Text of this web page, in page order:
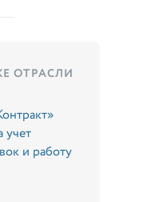
ОТРАСЛИ
учет
и работу